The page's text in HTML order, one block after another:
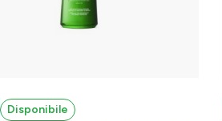
Disponibile